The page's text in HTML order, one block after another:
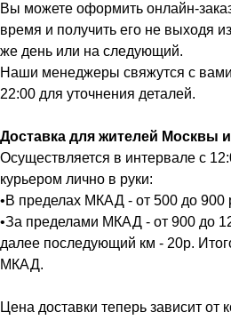
Вы можете оформить онлайн-
время и получить его не выходя
же день или на следующий.
Наши менеджеры свяжутся с
22:00 для уточнения деталей.
Доставка для жителей Москвы
Осуществляется в интервале с
курьером лично в руки:
•В пределах МКАД - от 500 до 900
•За пределами МКАД - от 900 до
далее последующий км - 20р.
МКАД.
Цена доставки теперь зависит от